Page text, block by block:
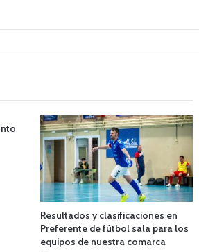
Resultados y clasificaciones en
Preferente de fútbol sala para los
equipos de nuestra comarca